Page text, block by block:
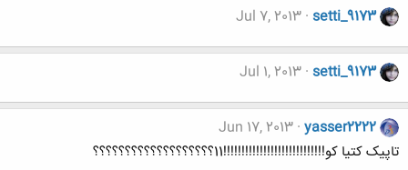
setti_9173
Jul 7, 2013
setti_9173
Jul 1, 2013
yasser2222
Jun 17, 2013
تاپیک کتیا کو!!!!!!!!!!!!!!!!!!!!!!!!!!!!11؟؟؟؟؟؟؟؟؟؟؟؟؟؟؟؟؟؟؟